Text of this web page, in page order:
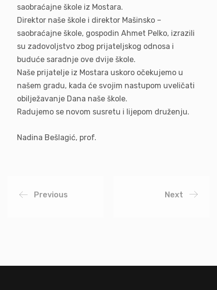
saobraćajne škole iz Mostara.
Direktor naše škole i direktor Mašinsko –
saobraćajne škole, gospodin Ahmet Pelko, izrazili
su zadovoljstvo zbog prijateljskog odnosa i
buduće saradnje ove dvije škole.
Naše prijatelje iz Mostara uskoro očekujemo u
našem gradu, kada će svojim nastupom uveličati
obilježavanje Dana naše škole.
Radujemo se novom susretu i lijepom druženju.
Nadina Bešlagić, prof.
Previous Next